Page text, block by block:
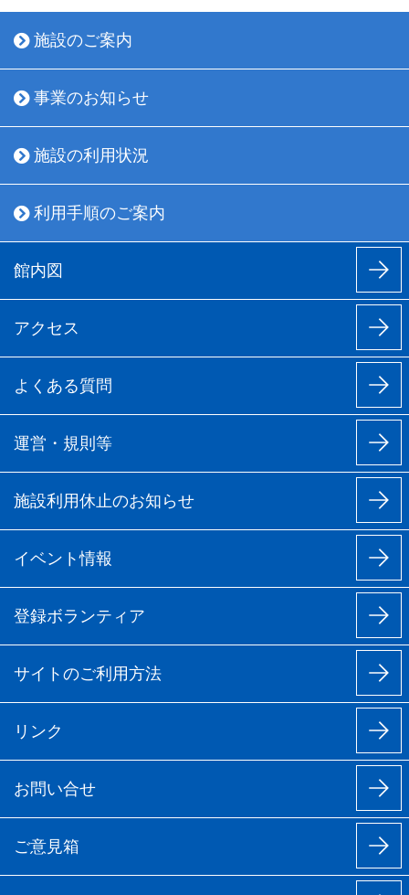
施設のご案内
事業のお知らせ
施設の利用状況
利用手順のご案内
館内図
アクセス
よくある質問
運営・規則等
施設利用休止のお知らせ
イベント情報
登録ボランティア
サイトのご利用方法
リンク
お問い合せ
ご意見箱